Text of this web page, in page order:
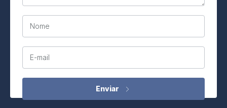
Nome
E-mail